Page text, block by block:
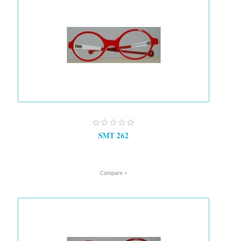
SMT 262
+ Compare